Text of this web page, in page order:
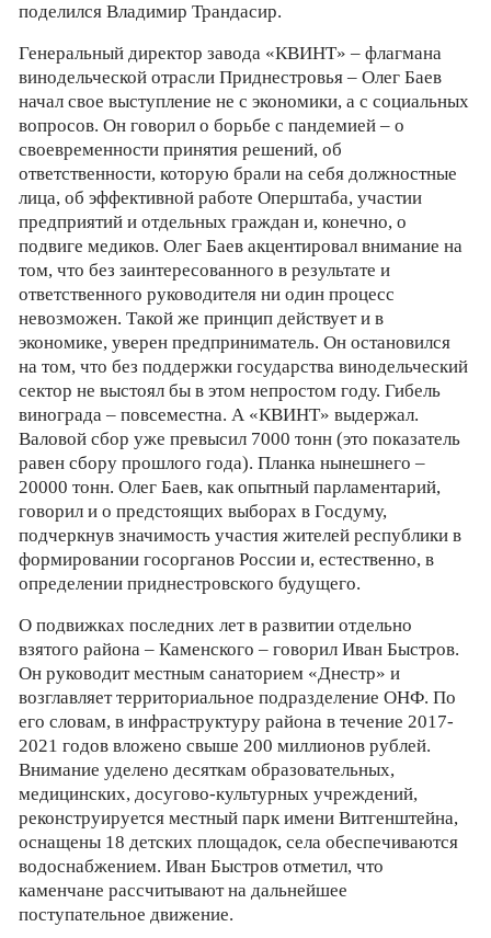
поделился Владимир Трандасир.
Генеральный директор завода «КВИНТ» – флагмана
винодельческой отрасли Приднестровья – Олег Баев
начал свое выступление не с экономики, а с социальных
вопросов. Он говорил о борьбе с пандемией – о
своевременности принятия решений, об
ответственности, которую брали на себя должностные
лица, об эффективной работе Оперштаба, участии
предприятий и отдельных граждан и, конечно, о
подвиге медиков. Олег Баев акцентировал внимание на
том, что без заинтересованного в результате и
ответственного руководителя ни один процесс
невозможен. Такой же принцип действует и в
экономике, уверен предприниматель. Он остановился
на том, что без поддержки государства винодельческий
сектор не выстоял бы в этом непростом году. Гибель
винограда – повсеместна. А «КВИНТ» выдержал.
Валовой сбор уже превысил 7000 тонн (это показатель
равен сбору прошлого года). Планка нынешнего –
20000 тонн. Олег Баев, как опытный парламентарий,
говорил и о предстоящих выборах в Госдуму,
подчеркнув значимость участия жителей республики в
формировании госорганов России и, естественно, в
определении приднестровского будущего.
О подвижках последних лет в развитии отдельно
взятого района – Каменского – говорил Иван Быстров.
Он руководит местным санаторием «Днестр» и
возглавляет территориальное подразделение ОНФ. По
его словам, в инфраструктуру района в течение 2017-
2021 годов вложено свыше 200 миллионов рублей.
Внимание уделено десяткам образовательных,
медицинских, досугово-культурных учреждений,
реконструируется местный парк имени Витгенштейна,
оснащены 18 детских площадок, села обеспечиваются
водоснабжением. Иван Быстров отметил, что
каменчане рассчитывают на дальнейшее
поступательное движение.